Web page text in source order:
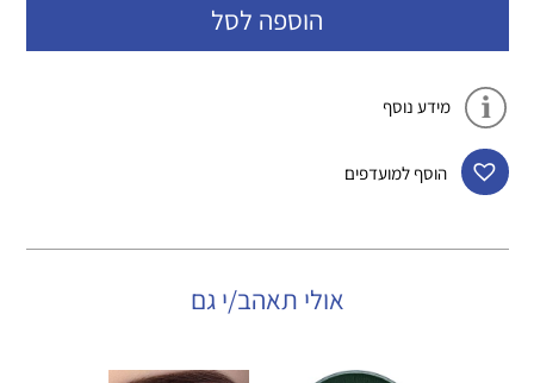
הוספה לסל
מידע נוסף
הוסף למועדפים
אולי תאהב/י גם